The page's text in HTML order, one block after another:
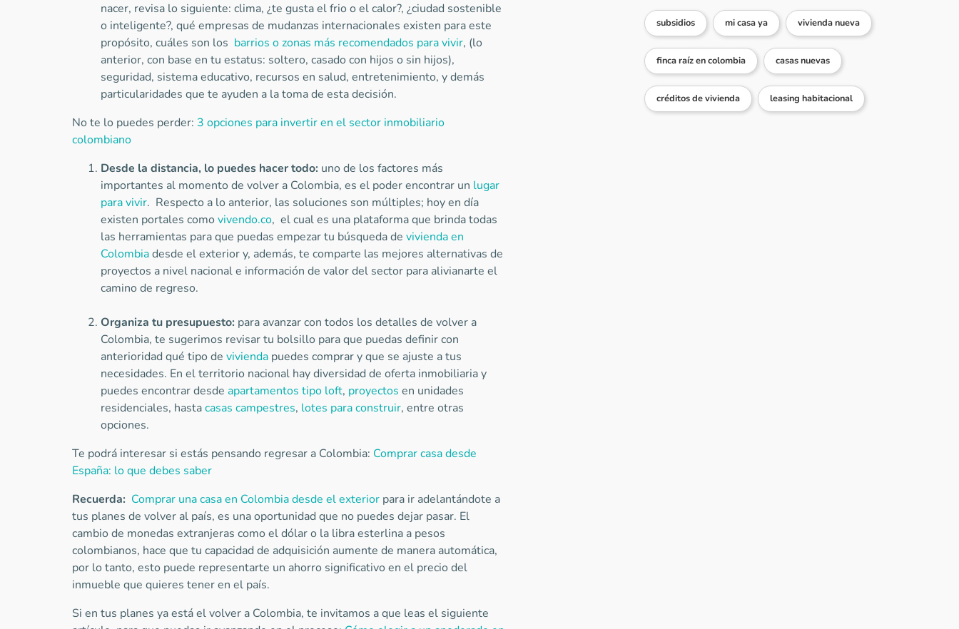
nacer, revisa lo siguiente: clima, ¿te gusta el frio o el calor?, ¿ciudad sostenible
o inteligente?, qué empresas de mudanzas internacionales existen para este
propósito, cuáles son los barrios o zonas más recomendados para vivir, (lo
anterior, con base en tu estatus: soltero, casado con hijos o sin hijos),
seguridad, sistema educativo, recursos en salud, entretenimiento, y demás
particularidades que te ayuden a la toma de esta decisión.
No te lo puedes perder: 3 opciones para invertir en el sector inmobiliario
colombiano
Desde la distancia, lo puedes hacer todo:uno de los factores más
importantes al momento de volver a Colombia, es el poder encontrar un lugar
para vivir. Respecto a lo anterior, las soluciones son múltiples; hoy en día
existen portales comovivendo.co, el cual es una plataforma que brinda todas
las herramientas para que puedas empezar tu búsqueda de vivienda en
Colombiadesde el exterior y, además, te comparte las mejores alternativas de
proyectos a nivel nacional e información de valor del sector para alivianarte el
camino de regreso.
Organiza tu presupuesto:para avanzar con todos los detalles de volver a
Colombia, te sugerimos revisar tu bolsillo para que puedas definir con
anterioridad qué tipo de viviendapuedes comprar y que se ajuste a tus
necesidades. En el territorio nacional hay diversidad de oferta inmobiliaria y
puedes encontrar desde apartamentos tipo loft, proyectos en unidades
residenciales, hastacasas campestres, lotes para construir, entre otras
opciones.
Te podrá interesar si estás pensando regresar a Colombia: Comprar casa desde
España: lo que debes saber
Recuerda: Comprar una casa en Colombia desde el exteriorpara ir adelantándote a
tus planes de volver al país, es una oportunidad que no puedes dejar pasar. El
cambio de monedas extranjeras como el dólar o la libra esterlina a pesos
colombianos, hace que tu capacidad de adquisición aumente de manera automática,
por lo tanto, esto puede representarte un ahorro significativo en el precio del
inmueble que quieres tener en el país.
Si en tus planes ya está el volver a Colombia, te invitamos a que leas el siguiente
subsidios mi casa ya vivienda nueva
finca raíz en colombia casas nuevas
créditos de vivienda leasing habitacional